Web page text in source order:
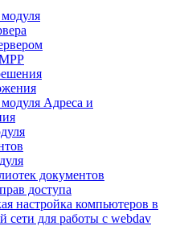
Адреса и
документов
доступа
настройка компьютеров в
сети для работы с webdav